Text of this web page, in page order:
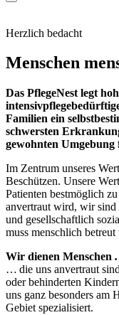
Herzlich bedacht
Menschen
Das PflegeNest legt
Familien ein
schwersten
gewohnten
Im Zentrum unseres
Beschützen. Unsere
Patienten bestmöglich
anvertraut wird, wir sind
und gesellschaftlich
muss menschlich betreut
Wir dienen Menschen
… die uns anvertraut
oder behinderten
uns ganz besonders am
Gebiet spezialisiert.